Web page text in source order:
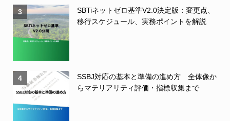
3
SBTiネットゼロ基準V2.0決定版：変更点、
移行スケジュール、実務ポイントを解説
4
SSBJ対応の基本と準備の進め方 全体像か
らマテリアリティ評価・指標収集まで